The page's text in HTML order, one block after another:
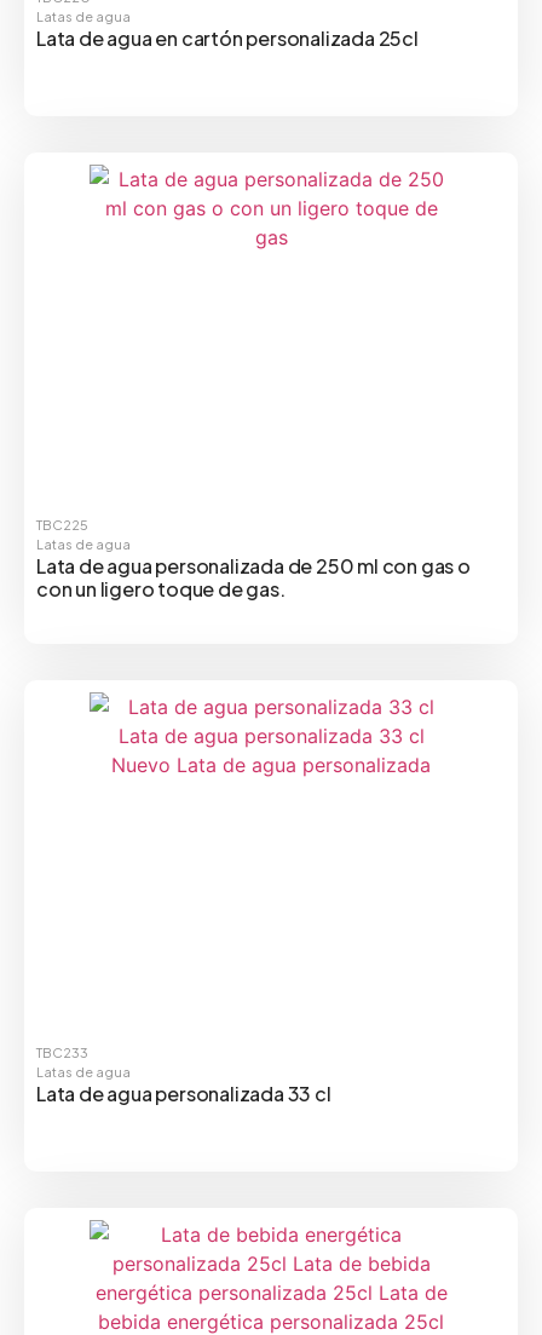
Latas de agua
Lata de agua en cartón personalizada 25cl
TBC225
Latas de agua
Lata de agua personalizada de 250 ml con gas o
con un ligero toque de gas.
TBC233
Latas de agua
Lata de agua personalizada 33 cl